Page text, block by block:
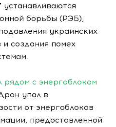
устанавливаются
борьбы (РЭБ),
украинских
создания помех
с энергоблоком
упал в
от энергоблоков
предоставленной